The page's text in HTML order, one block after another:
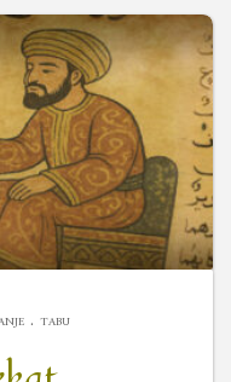
. TABU